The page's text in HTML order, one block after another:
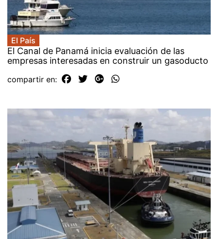
El País
El Canal de Panamá inicia evaluación de las
empresas interesadas en construir un gasoducto
compartir en: